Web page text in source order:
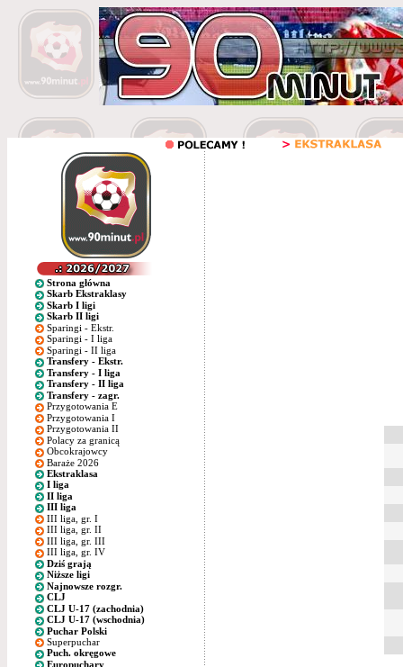
Strona główna
Skarb Ekstraklasy
Skarb I ligi
Skarb II ligi
Sparingi - Ekstr.
Sparingi - I liga
Sparingi - II liga
Transfery - Ekstr.
Transfery - I liga
Transfery - II liga
Transfery - zagr.
Przygotowania E
Przygotowania I
Przygotowania II
Polacy za granicą
Obcokrajowcy
Baraże 2026
Ekstraklasa
I liga
II liga
III liga
III liga, gr. I
III liga, gr. II
III liga, gr. III
III liga, gr. IV
Dziś grają
Niższe ligi
Najnowsze rozgr.
CLJ
CLJ U-17 (zachodnia)
CLJ U-17 (wschodnia)
Puchar Polski
Superpuchar
Puch. okręgowe
Europuchary